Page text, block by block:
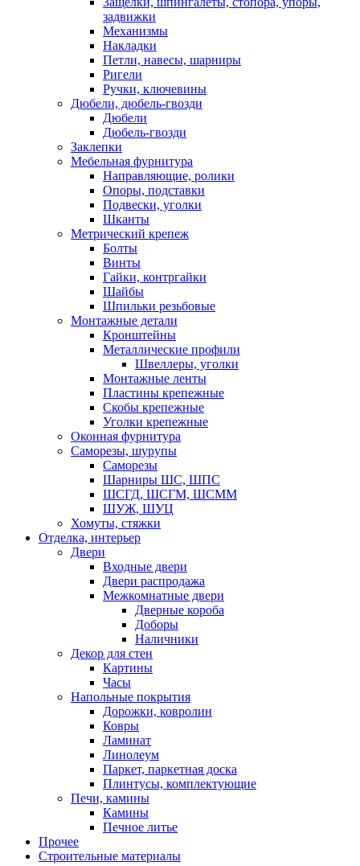
задвижки
Механизмы
Накладки
Петли, навесы, шарниры
Ригели
Ручки, ключевины
Дюбели, дюбель-гвозди
Дюбели
Дюбель-гвозди
Заклепки
Мебельная фурнитура
Направляющие, ролики
Опоры, подставки
Подвески, уголки
Шканты
Метрический крепеж
Болты
Винты
Гайки, контргайки
Шайбы
Шпильки резьбовые
Монтажные детали
Кронштейны
Металлические профили
Швеллеры, уголки
Монтажные ленты
Пластины крепежные
Скобы крепежные
Уголки крепежные
Оконная фурнитура
Саморезы, шурупы
Саморезы
Шарниры ШС, ШПС
ШСГД, ШСГМ, ШСММ
ШУЖ, ШУЦ
Хомуты, стяжки
Отделка, интерьер
Двери
Входные двери
Двери распродажа
Межкомнатные двери
Дверные короба
Доборы
Наличники
Декор для стен
Картины
Часы
Напольные покрытия
Дорожки, ковролин
Ковры
Ламинат
Линолеум
Паркет, паркетная доска
Плинтусы, комплектующие
Печи, камины
Камины
Печное литье
Прочее
Строительные материалы